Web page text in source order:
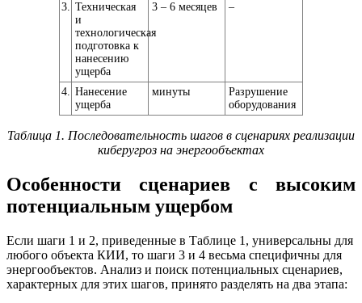
3. Техническая
и
технологическая
подготовка к
нанесению
ущерба
3 – 6 месяцев –
4. Нанесение
ущерба
минуты
Разрушение
оборудования
Таблица 1. Последовательность шагов в сценариях реализации
киберугроз на энергообъектах
Особенности сценариев с высоким
потенциальным ущербом
Если шаги 1 и 2, приведенные в Таблице 1, универсальны для
любого объекта КИИ, то шаги 3 и 4 весьма специфичны для
энергообъектов. Анализ и поиск потенциальных сценариев,
характерных для этих шагов, принято разделять на два этапа: